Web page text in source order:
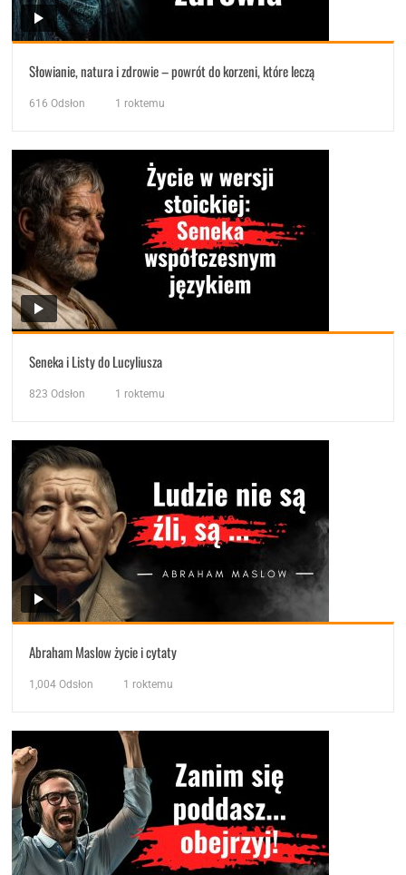
Słowianie, natura i zdrowie – powrót do korzeni, które leczą
616 Odsłon 1 roktemu
Seneka i Listy do Lucyliusza
823 Odsłon 1 roktemu
Abraham Maslow życie i cytaty
1,004 Odsłon 1 roktemu